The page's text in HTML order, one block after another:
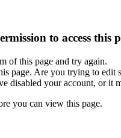
to access this
of this page and try again.
page. Are you trying to edit
disabled your account, or it
you can view this page.